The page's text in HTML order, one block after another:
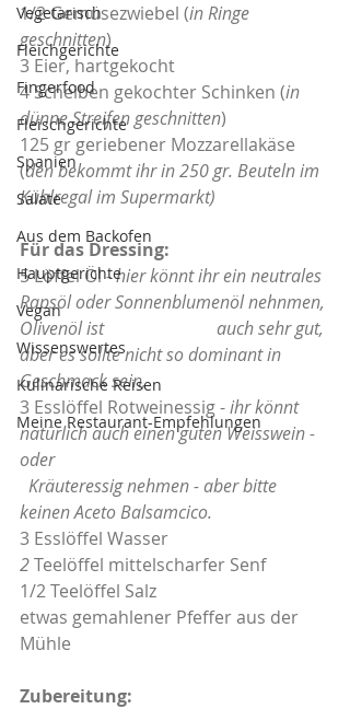
Vegetarisch
Fleichgerichte
Fingerfood
Fleischgerichte
Spanien
Salate
Aus dem Backofen
Hauptgerichte
Vegan
Wissenswertes
Kulinarische Reisen
Meine Restaurant-Empfehlungen
1/2 Gemüsezwiebel (in Ringe
geschnitten)
3 Eier, hartgekocht
4 Scheiben gekochter Schinken (in
dünne Streifen geschnitten)
125 gr geriebener Mozzarellakäse
(den bekommt ihr in 250 gr. Beuteln im
Kühlregal im Supermarkt)
Für das Dressing:
5 Löffel Öl - hier könnt ihr ein neutrales
Rapsöl oder Sonnenblumenöl nehnmen,
Olivenöl ist 		     auch sehr gut,
aber es sollte nicht so dominant in
Geschmack sein,
3 Esslöffel Rotweinessig - ihr könnt
natürlich auch einen guten Weisswein -
oder
  Kräuteressig nehmen - aber bitte
keinen Aceto Balsamcico.
3 Esslöffel Wasser
2 Teelöffel mittelscharfer Senf
1/2 Teelöffel Salz
etwas gemahlener Pfeffer aus der
Mühle
Zubereitung: